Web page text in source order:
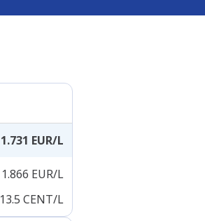
1.731 EUR/L
1.866 EUR/L
13.5 CENT/L